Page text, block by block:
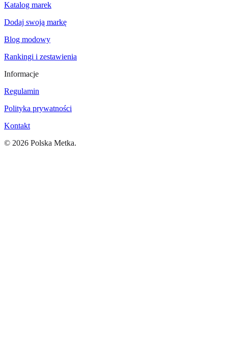
Katalog marek
Dodaj swoją markę
Blog modowy
Rankingi i zestawienia
Informacje
Regulamin
Polityka prywatności
Kontakt
© 2026 Polska Metka.